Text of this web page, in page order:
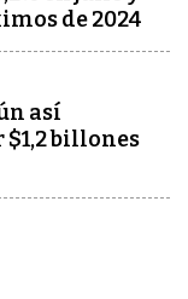
de 2024
así
billones